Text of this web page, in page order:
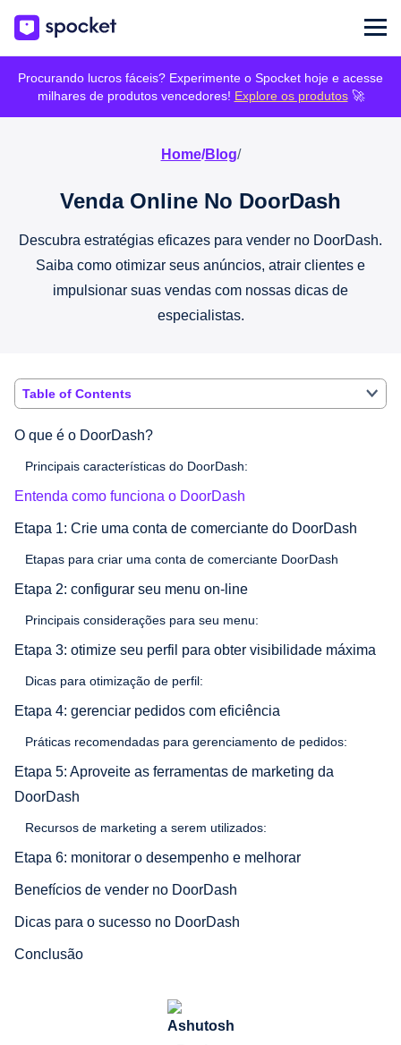
Procurando lucros fáceis? Experimente o Spocket hoje e acesse
milhares de produtos vencedores! Explore os produtos🚀
Home/Blog/
Venda Online No DoorDash
Descubra estratégias eficazes para vender no DoorDash.
Saiba como otimizar seus anúncios, atrair clientes e
impulsionar suas vendas com nossas dicas de
especialistas.
Table of Contents
O que é o DoorDash?
Principais características do DoorDash:
Entenda como funciona o DoorDash
Etapa 1: Crie uma conta de comerciante do DoorDash
Etapas para criar uma conta de comerciante DoorDash
Etapa 2: configurar seu menu on-line
Principais considerações para seu menu:
Etapa 3: otimize seu perfil para obter visibilidade máxima
Dicas para otimização de perfil:
Etapa 4: gerenciar pedidos com eficiência
Práticas recomendadas para gerenciamento de pedidos:
Etapa 5: Aproveite as ferramentas de marketing da
DoorDash
Recursos de marketing a serem utilizados:
Etapa 6: monitorar o desempenho e melhorar
Benefícios de vender no DoorDash
Dicas para o sucesso no DoorDash
Conclusão